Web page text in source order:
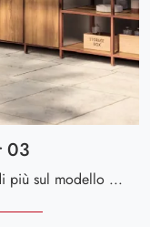
03
Se vuoi una cucina moderna, scopri di più sul modello Formalia Outdoor 03 Scavolini.